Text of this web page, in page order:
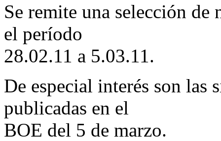
Se remite una selección de
el período
28.02.11 a 5.03.11.
De especial interés son las
publicadas en el
BOE del 5 de marzo.